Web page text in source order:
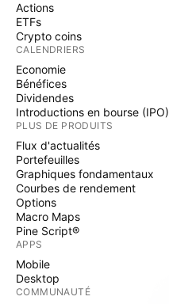
Actions
ETFs
Crypto coins
CALENDRIERS
Economie
Bénéfices
Dividendes
Introductions en bourse (IPO)
PLUS DE PRODUITS
Flux d'actualités
Portefeuilles
Graphiques fondamentaux
Courbes de rendement
Options
Macro Maps
Pine Script®
APPS
Mobile
Desktop
COMMUNAUTÉ